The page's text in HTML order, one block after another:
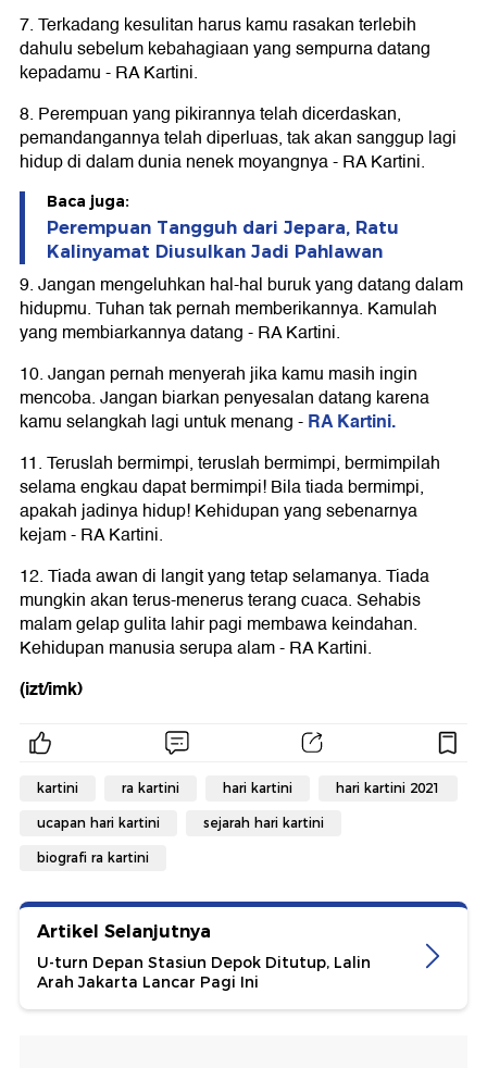
7. Terkadang kesulitan harus kamu rasakan terlebih
dahulu sebelum kebahagiaan yang sempurna datang
kepadamu - RA Kartini.
8. Perempuan yang pikirannya telah dicerdaskan,
pemandangannya telah diperluas, tak akan sanggup lagi
hidup di dalam dunia nenek moyangnya - RA Kartini.
Baca juga:
Perempuan Tangguh dari Jepara, Ratu
Kalinyamat Diusulkan Jadi Pahlawan
9. Jangan mengeluhkan hal-hal buruk yang datang dalam
hidupmu. Tuhan tak pernah memberikannya. Kamulah
yang membiarkannya datang - RA Kartini.
10. Jangan pernah menyerah jika kamu masih ingin
mencoba. Jangan biarkan penyesalan datang karena
kamu selangkah lagi untuk menang -RA Kartini.
11. Teruslah bermimpi, teruslah bermimpi, bermimpilah
selama engkau dapat bermimpi! Bila tiada bermimpi,
apakah jadinya hidup! Kehidupan yang sebenarnya
kejam - RA Kartini.
12. Tiada awan di langit yang tetap selamanya. Tiada
mungkin akan terus-menerus terang cuaca. Sehabis
malam gelap gulita lahir pagi membawa keindahan.
Kehidupan manusia serupa alam - RA Kartini.
(izt/imk)
kartini ra kartini hari kartini hari kartini 2021
ucapan hari kartini sejarah hari kartini
biografi ra kartini
Artikel Selanjutnya
U-turn Depan Stasiun Depok Ditutup, Lalin
Arah Jakarta Lancar Pagi Ini